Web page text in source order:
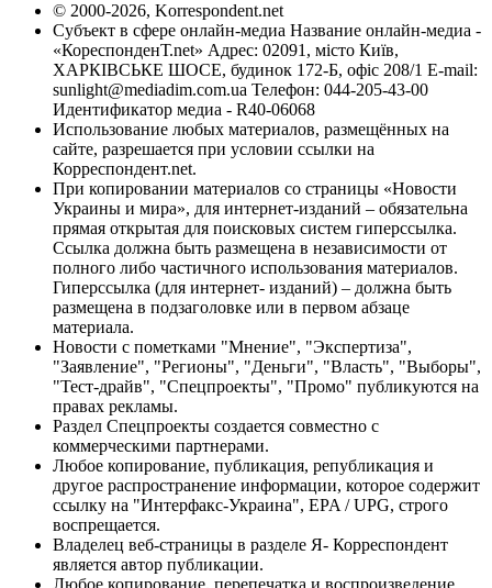
© 2000-2026, Korrespondent.net
Субъект в сфере онлайн-медиа Название онлайн-медиа -
«КореспонденТ.net» Адрес: 02091, місто Київ,
ХАРКІВСЬКЕ ШОСЕ, будинок 172-Б, офіс 208/1 E-mail:
sunlight@mediadim.com.ua Телефон: 044-205-43-00
Идентификатор медиа - R40-06068
Использование любых материалов, размещённых на
сайте, разрешается при условии ссылки на
Корреспондент.net.
При копировании материалов со страницы «Новости
Украины и мира», для интернет-изданий – обязательна
прямая открытая для поисковых систем гиперссылка.
Ссылка должна быть размещена в независимости от
полного либо частичного использования материалов.
Гиперссылка (для интернет- изданий) – должна быть
размещена в подзаголовке или в первом абзаце
материала.
Новости с пометками "Мнение", "Экспертиза",
"Заявление", "Регионы", "Деньги", "Власть", "Выборы",
"Тест-драйв", "Спецпроекты", "Промо" публикуются на
правах рекламы.
Раздел Спецпроекты создается совместно с
коммерческими партнерами.
Любое копирование, публикация, републикация и
другое распространение информации, которое содержит
ссылку на "Интерфакс-Украина", EPA / UPG, строго
воспрещается.
Владелец веб-страницы в разделе Я- Корреспондент
является автор публикации.